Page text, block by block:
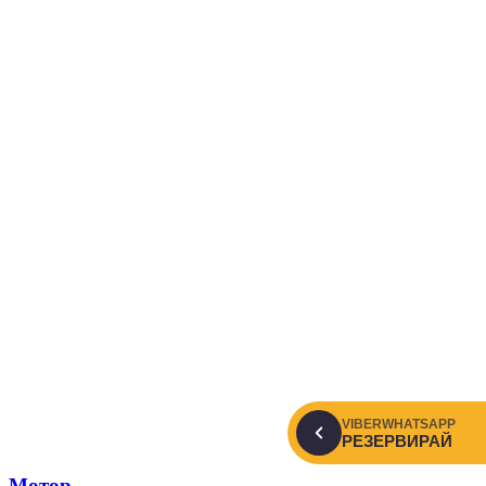
VIBERWHATSAPP
РЕЗЕРВИРАЙ